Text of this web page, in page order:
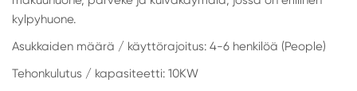
kylpyhuone.
Asukkaiden määrä / käyttörajoitus: 4-6 henkilöä (People)
Tehonkulutus / kapasiteetti: 10KW